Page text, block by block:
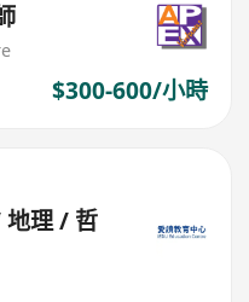
$300-600/小時
地理 / 哲